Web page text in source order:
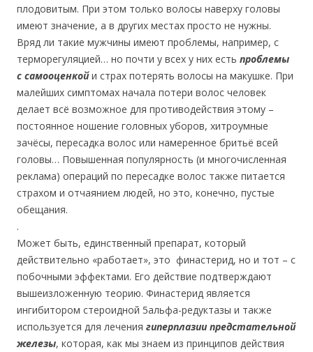
плодовитым. При этом только волосы наверху головы
имеют значение, а в других местах просто не нужны.
Вряд ли такие мужчины имеют проблемы, например, с
терморегуляцией… но почти у всех у них есть проблемы
с самооценкойи страх потерять волосы на макушке. При
малейших симптомах начала потери волос человек
делает всё возможное для противодействия этому –
постоянное ношение головных уборов, хитроумные
зачёсы, пересадка волос или намеренное бритьё всей
головы… Повышенная популярность (и многочисленная
реклама) операций по пересадке волос также питается
страхом и отчаянием людей, но это, конечно, пустые
обещания.
.
Может быть, единственный препарат, который
действительно «работает», это финастерид, но и тот – с
побочными эффектами. Его действие подтверждают
вышеизложенную теорию. Финастерид является
ингибитором стероидной 5альфа-редуктазы и также
используется для лечения гиперплазии предстательной
железы, которая, как мы знаем из принципов действия